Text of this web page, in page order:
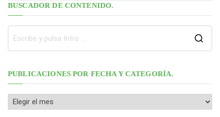
BUSCADOR DE CONTENIDO.
c
a
r
PUBLICACIONES POR FECHA Y CATEGORÍA.